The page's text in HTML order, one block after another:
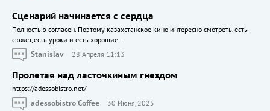
Сценарий начинается с сердца
Полностью согласен. Поэтому казахстанское кино интересно смотреть, есть
сюжет, есть уроки и есть хорошие...
Stanislav
28 Апреля 11:13
Пролетая над ласточкиным гнездом
https://adessobistro.net/
adessobistro Coffee
30 Июня, 2025